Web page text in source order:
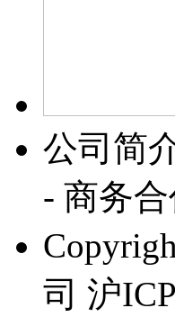
公司简
- 商务
司 沪